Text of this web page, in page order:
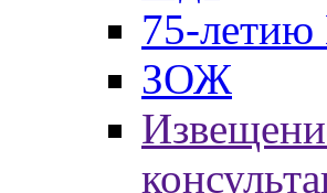
75-летию
ЗОЖ